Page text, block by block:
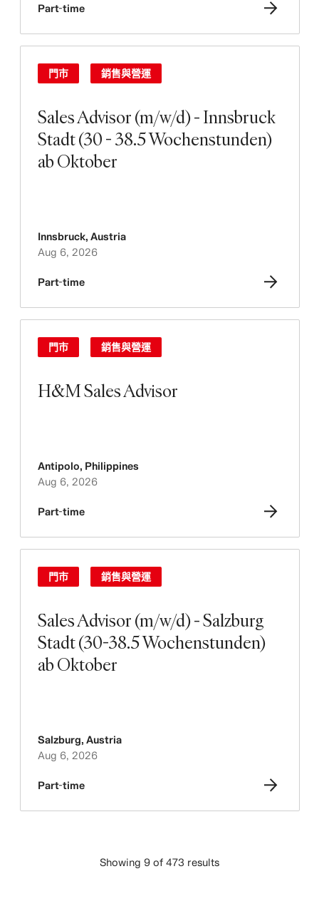
Part-time
Sales Advisor (m/w/d) - Innsbruck
Stadt (30 - 38.5 Wochenstunden)
ab Oktober
門市 銷售與營運
Innsbruck, Austria
Aug 6, 2026
Part-time
H&M Sales Advisor
門市 銷售與營運
Antipolo, Philippines
Aug 6, 2026
Part-time
Sales Advisor (m/w/d) - Salzburg
Stadt (30-38.5 Wochenstunden)
ab Oktober
門市 銷售與營運
Salzburg, Austria
Aug 6, 2026
Part-time
Showing 9 of 473 results